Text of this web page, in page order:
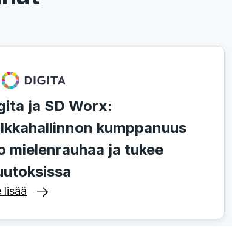
ja SD Worx:
kumppanuus
mielenrauhaa ja tukee
lisää